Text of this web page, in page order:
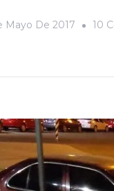
Mayo De 2017 10